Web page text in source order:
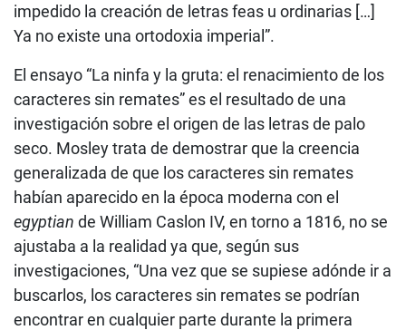
impedido la creación de letras feas u ordinarias […]
Ya no existe una ortodoxia imperial”.
El ensayo “La ninfa y la gruta: el renacimiento de los
caracteres sin remates” es el resultado de una
investigación sobre el origen de las letras de palo
seco. Mosley trata de demostrar que la creencia
generalizada de que los caracteres sin remates
habían aparecido en la época moderna con el
egyptian de William Caslon IV, en torno a 1816, no se
ajustaba a la realidad ya que, según sus
investigaciones, “Una vez que se supiese adónde ir a
buscarlos, los caracteres sin remates se podrían
encontrar en cualquier parte durante la primera